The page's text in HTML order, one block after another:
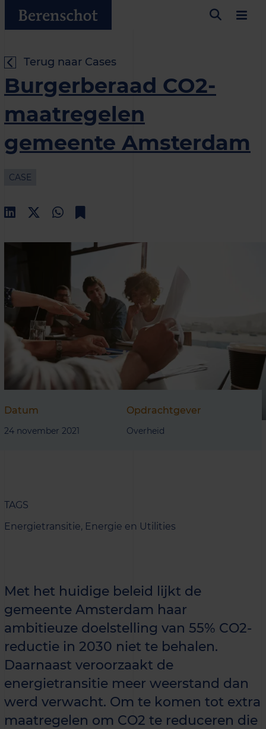
Terug naar Cases
Burgerberaad CO2-
maatregelen
gemeente Amsterdam
CASE
Datum
24 november 2021
Opdrachtgever
Overheid
TAGS
Energietransitie, Energie en Utilities
Met het huidige beleid lijkt de
gemeente Amsterdam haar
ambitieuze doelstelling van 55% CO2-
reductie in 2030 niet te behalen.
Daarnaast veroorzaakt de
energietransitie meer weerstand dan
werd verwacht. Om te komen tot extra
maatregelen om CO2 te reduceren die